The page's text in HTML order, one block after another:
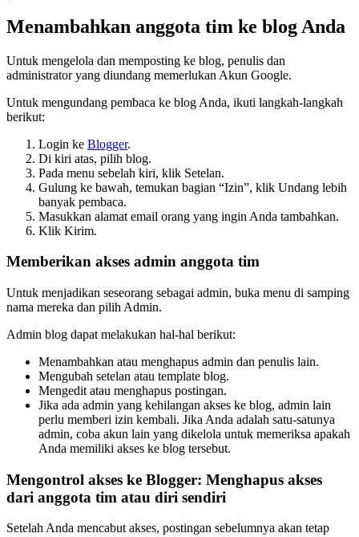
Menambahkan anggota tim ke blog Anda
Untuk mengelola dan memposting ke blog, penulis dan
administrator yang diundang memerlukan Akun Google.
Untuk mengundang pembaca ke blog Anda, ikuti langkah-langkah
berikut:
Login ke Blogger.
Di kiri atas, pilih blog.
Pada menu sebelah kiri, klik Setelan.
Gulung ke bawah, temukan bagian “Izin”, klik Undang lebih
banyak pembaca.
Masukkan alamat email orang yang ingin Anda tambahkan.
Klik Kirim.
Memberikan akses admin anggota tim
Untuk menjadikan seseorang sebagai admin, buka menu di samping
nama mereka dan pilih Admin.
Admin blog dapat melakukan hal-hal berikut:
Menambahkan atau menghapus admin dan penulis lain.
Mengubah setelan atau template blog.
Mengedit atau menghapus postingan.
Jika ada admin yang kehilangan akses ke blog, admin lain
perlu memberi izin kembali. Jika Anda adalah satu-satunya
admin, coba akun lain yang dikelola untuk memeriksa apakah
Anda memiliki akses ke blog tersebut.
Mengontrol akses ke Blogger: Menghapus akses
dari anggota tim atau diri sendiri
Setelah Anda mencabut akses, postingan sebelumnya akan tetap